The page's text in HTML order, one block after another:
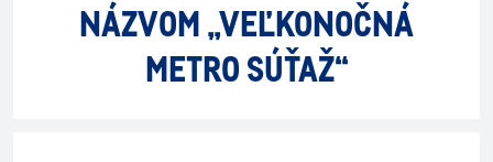
NÁZVOM „VEĽKONOČNÁ
METRO SÚŤAŽ“